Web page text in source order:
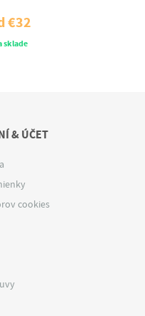
€32
sklade
& ÚČET
cookies